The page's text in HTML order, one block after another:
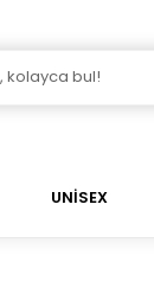
UNİSEX